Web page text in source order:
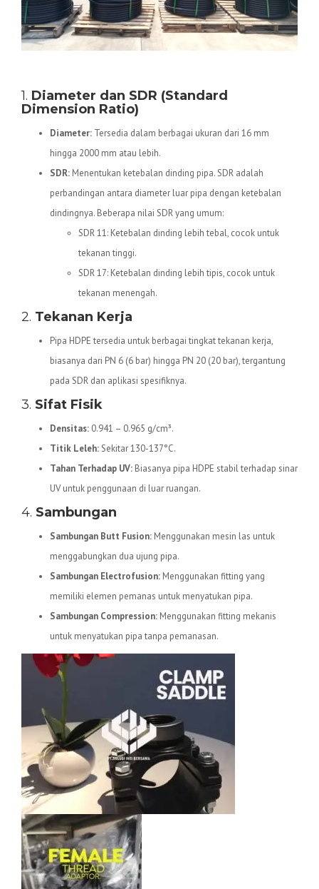
1. Diameter dan SDR (Standard
Dimension Ratio)
Diameter: Tersedia dalam berbagai ukuran dari 16 mm
hingga 2000 mm atau lebih.
SDR: Menentukan ketebalan dinding pipa. SDR adalah
perbandingan antara diameter luar pipa dengan ketebalan
dindingnya. Beberapa nilai SDR yang umum:
SDR 11: Ketebalan dinding lebih tebal, cocok untuk
tekanan tinggi.
SDR 17: Ketebalan dinding lebih tipis, cocok untuk
tekanan menengah.
2. Tekanan Kerja
Pipa HDPE tersedia untuk berbagai tingkat tekanan kerja,
biasanya dari PN 6 (6 bar) hingga PN 20 (20 bar), tergantung
pada SDR dan aplikasi spesifiknya.
3. Sifat Fisik
Densitas: 0.941 – 0.965 g/cm³.
Titik Leleh:Sekitar 130-137°C.
Tahan Terhadap UV: Biasanya pipa HDPE stabil terhadap sinar
UV untuk penggunaan di luar ruangan.
4. Sambungan
Sambungan Butt Fusion: Menggunakan mesin las untuk
menggabungkan dua ujung pipa.
Sambungan Electrofusion: Menggunakan fitting yang
memiliki elemen pemanas untuk menyatukan pipa.
Sambungan Compression: Menggunakan fitting mekanis
untuk menyatukan pipa tanpa pemanasan.